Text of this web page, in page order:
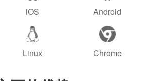
iOS Android
Linux Chrome